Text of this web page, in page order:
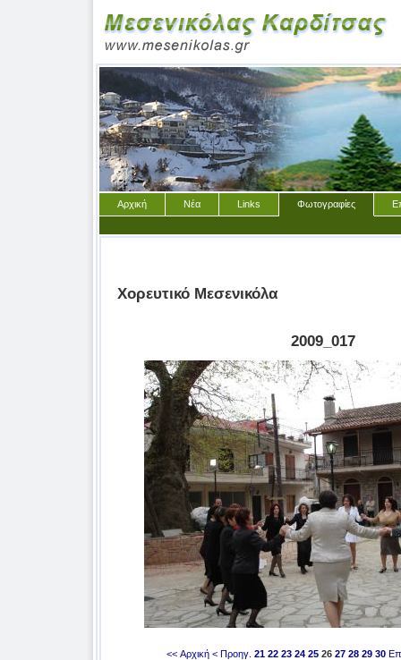
Αρχική Νέα Links Φωτογραφίες
Χορευτικό Μεσενικόλα
2009_017
<< Αρχική < Προηγ. 21 22 23 24 25 26 27 28 29 30